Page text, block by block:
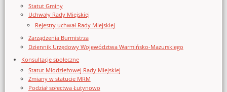
Statut Gminy
Uchwały Rady Miejskiej
Rejestry uchwał Rady Miejskiej
Zarządzenia Burmistrza
Dziennik Urzędowy Województwa Warmińsko-Mazurskiego
Konsultacje społeczne
Statut Młodzieżowej Rady Miejskiej
Zmiany w statucie MRM
Podział sołectwa Łutynowo